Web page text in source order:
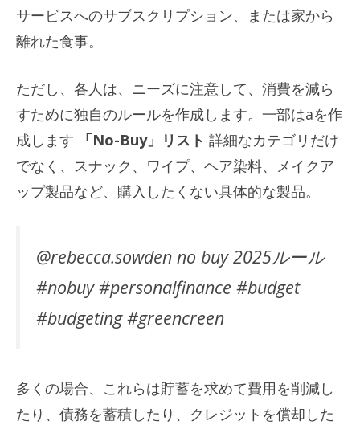
サービスへのサブスクリプション、または家から
離れた食事。
ただし、各人は、ニーズに注意して、消費を減ら
すために独自のルールを作成します。一部はaを作
成します 「No-Buy」リスト 詳細なカテゴリだけ
でなく、スナック、ワイプ、ヘア染料、メイクア
ップ製品など、購入したくない具体的な製品。
@rebecca.sowden no buy 2025ルール
#nobuy #personalfinance #budget
#budgeting #greencreen
多くの場合、これらは貯蓄を求めて費用を削減し
たり、債務を蓄積したり、クレジットを償却した